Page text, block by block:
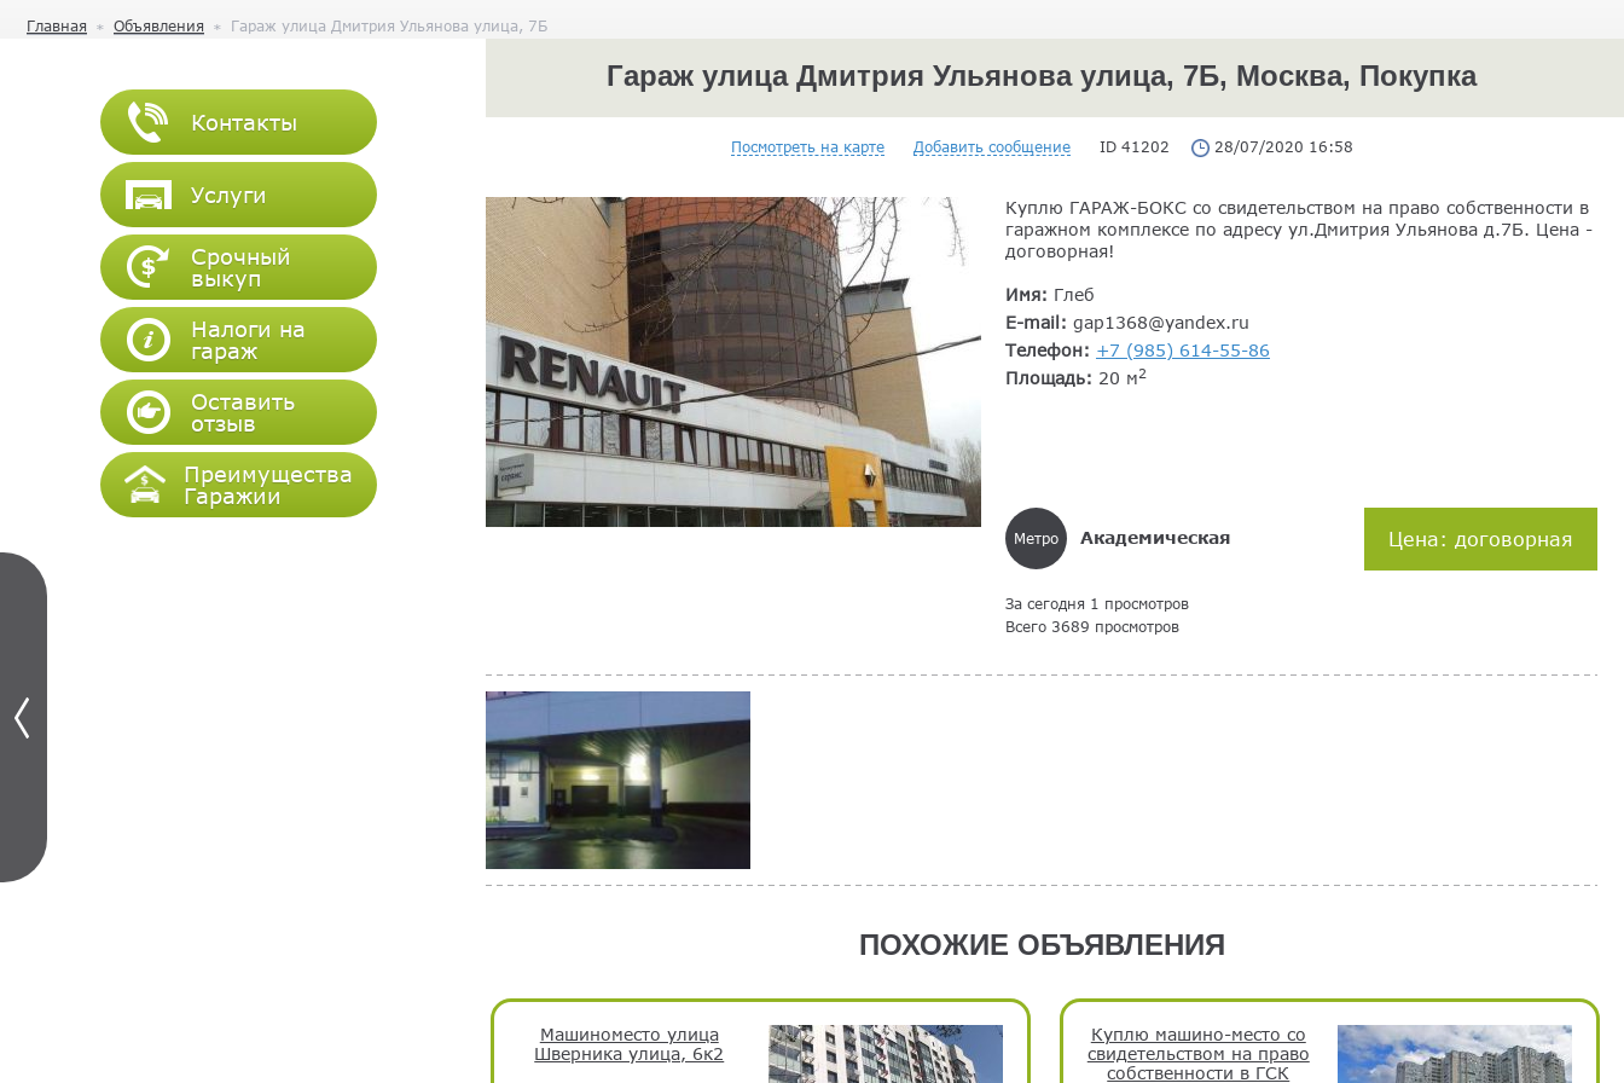
Главная Объявления Гараж улица Дмитрия Ульянова улица, 7Б
Контакты
Услуги
Срочный
выкуп
Налоги на
гараж
Оставить
отзыв
Преимущества
Гаражии
Гараж улица Дмитрия Ульянова улица, 7Б, Москва, Покупка
Посмотреть на карте Добавить сообщение ID 41202 28/07/2020 16:58
Куплю ГАРАЖ-БОКС со свидетельством на право собственности в
гаражном комплексе по адресу ул.Дмитрия Ульянова д.7Б. Цена -
договорная!
Имя: Глеб
E-mail: gap1368@yandex.ru
Телефон: +7 (985) 614-55-86
Площадь: 20 м2
Метро Академическая Цена: договорная
За сегодня 1 просмотров
Всего 3689 просмотров
ПОХОЖИЕ ОБЪЯВЛЕНИЯ
Машиноместо улица
Шверника улица, 6к2
Куплю машино-место со
свидетельством на право
собственности в ГСК